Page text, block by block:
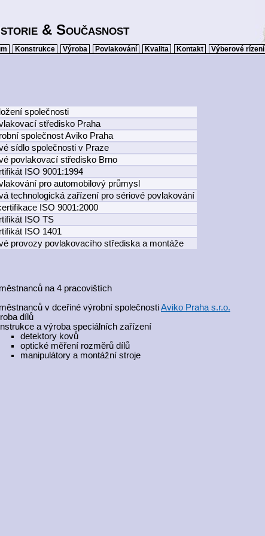
Konstrukce Výroba Povlakování Kvalita Kontakt Výberové rízení
& Současnost
společnosti
středisko Praha
společnost Aviko Praha
sídlo společnosti v Praze
povlakovací středisko Brno
ISO 9001:1994
pro automobilový průmysl
technologická zařízení pro sériové povlakování
ISO 9001:2000
ISO TS
ISO 1401
provozy povlakovacího střediska a montáže
na 4 pracovištích
v dceřiné výrobní společnostiAviko Praha s.r.o.
dílů
a výroba speciálních zařízení
detektory kovů
optické měření rozměrů dílů
manipulátory a montážní stroje